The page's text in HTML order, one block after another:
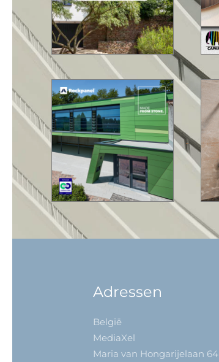
Adressen
België
MediaXel
Maria van Hongarijelaan 64